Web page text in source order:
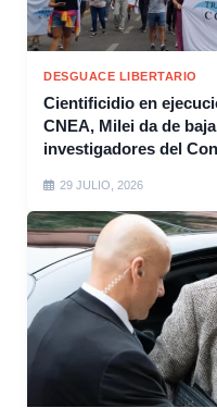
DESGUACE LIBERTARIO
Cientificidio en
CNEA, Milei da de
investigadores del
29 JULIO, 2026